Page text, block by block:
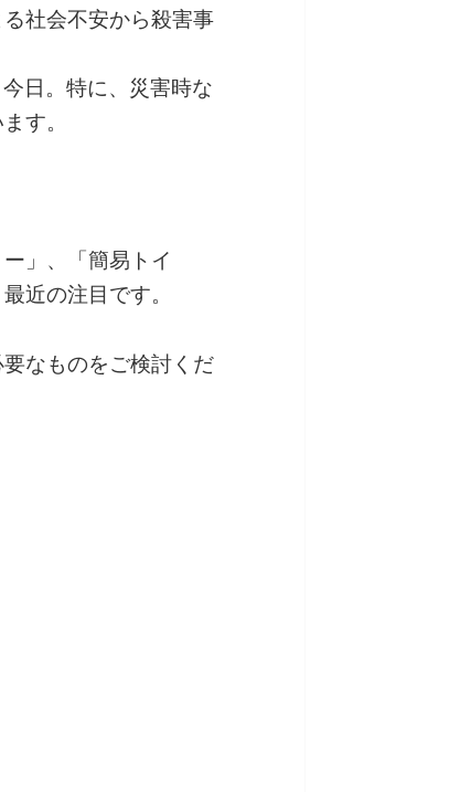
社会不安から殺害事
日。特に、災害時な
す。
」、「簡易トイ
近の注目です。
なものをご検討くだ